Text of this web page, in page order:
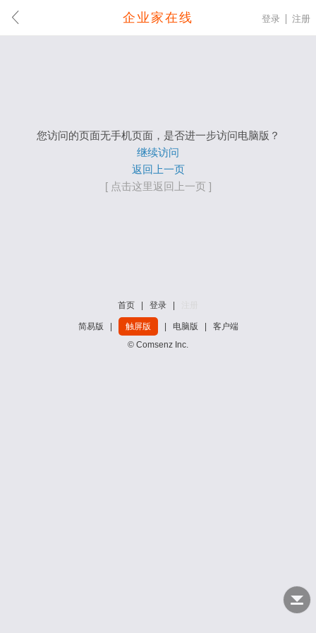
企业家在线 登录 注册
您访问的页面无手机页面，是否进一步访问电脑版？
继续访问
返回上一页
[ 点击这里返回上一页 ]
首页 登录
简易版 触屏版 电脑版
客户端
© Comsenz Inc.